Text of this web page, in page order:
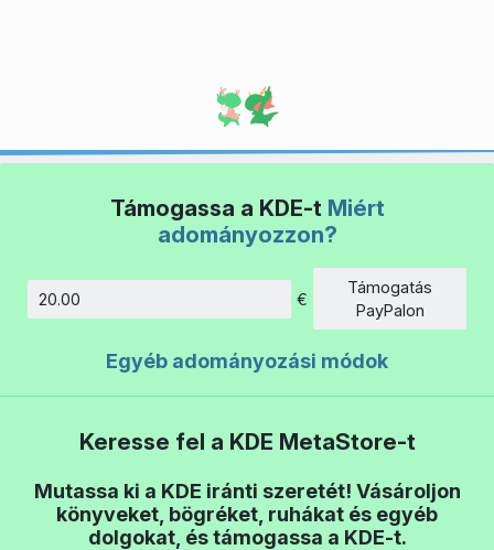
Támogassa a KDE-t Miért
adományozzon?
Összeg
€
Támogatás
PayPalon
Egyéb adományozási módok
Keresse fel a KDE MetaStore-t
Mutassa ki a KDE iránti szeretét! Vásároljon
könyveket, bögréket, ruhákat és egyéb
dolgokat, és támogassa a KDE-t.